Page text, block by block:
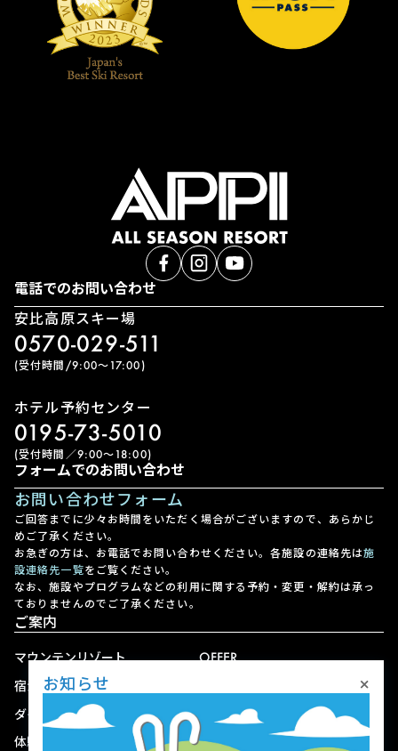
電話でのお問い合わせ
安比高原スキー場
0570-029-511
(受付時間/9:00〜17:00)
ホテル予約センター
0195-73-5010
(受付時間／9:00〜18:00)
フォームでのお問い合わせ
お問い合わせフォーム
ご回答までに少々お時間をいただく場合がございますので、あらかじ
めご了承ください。
お急ぎの方は、お電話でお問い合わせください。各施設の連絡先は施
設連絡先一覧をご覧ください。
なお、施設やプログラムなどの利用に関する予約・変更・解約は承っ
ておりませんのでご了承ください。
ご案内
マウンテンリゾート
宿泊
ダイニング
体験
OFFER
ショップ
お知らせ ×